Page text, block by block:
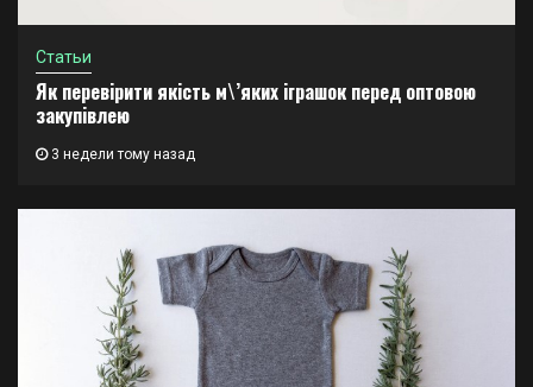
Статьи
Як перевірити якість м\’яких іграшок перед оптовою
закупівлею
3 недели тому назад